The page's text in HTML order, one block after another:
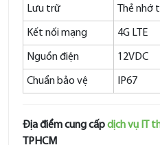
Lưu trữ Thẻ nhớ
Kết nối mạng 4G LTE
Nguồn điện 12VDC
Chuẩn bảo vệ IP67
Địa điểm cung cấpdịch vụ IT
TPHCM